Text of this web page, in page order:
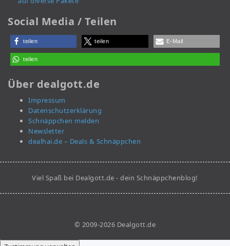
Social Media / Teilen
teilen teilen E-Mail
teilen
Über dealgott.de
Impressum
Datenschutzerklärung
Schnäppchen melden
Newsletter
dealhai.de – Deals & Schnäppchen
Viel Spaß bei Dealgott.de - dein Schnäppchenblog!
© 2009-2026 Dealgott.de